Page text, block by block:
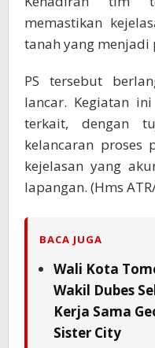
memastikan
tanah yang menjadi
PS tersebut
lancar. Kegiatan
terkait, dengan
kelancaran proses
kejelasan yang
lapangan. (Hms
BACA JUGA
Wali Kota
Wakil Dubes
Kerja Sama
Sister City